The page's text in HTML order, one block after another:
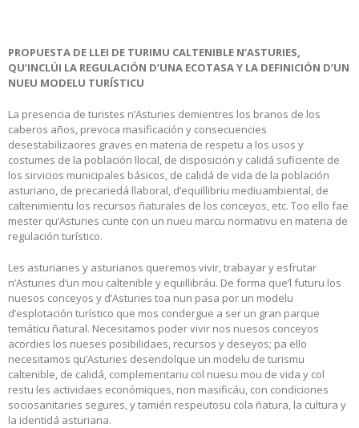
PROPUESTA DE LLEI DE TURIMU CALTENIBLE N’ASTURIES,
QU’INCLÚI LA REGULACIÓN D’UNA ECOTASA Y LA DEFINICIÓN D’UN
NUEU MODELU TURÍSTICU
La presencia de turistes n’Asturies demientres los branos de los
caberos años, prevoca masificación y consecuencies
desestabilizaores graves en materia de respetu a los usos y
costumes de la población llocal, de disposición y calidá suficiente de
los sirvicios municipales básicos, de calidá de vida de la población
asturiano, de precariedá llaboral, d’equillibriu mediuambiental, de
caltenimientu los recursos ñaturales de los conceyos, etc. Too ello fae
mester qu’Asturies cunte con un nueu marcu normativu en materia de
regulación turístico.
Les asturianes y asturianos queremos vivir, trabayar y esfrutar
n’Asturies d’un mou caltenible y equillibráu. De forma que’l futuru los
nuesos conceyos y d’Asturies toa nun pasa por un modelu
d’esplotación turístico que mos condergue a ser un gran parque
temáticu ñatural. Necesitamos poder vivir nos nuesos conceyos
acordies los nueses posibilidaes, recursos y deseyos; pa ello
necesitamos qu’Asturies desendolque un modelu de turismu
caltenible, de calidá, complementariu col nuesu mou de vida y col
restu les actividaes económiques, non masificáu, con condiciones
sociosanitaries segures, y tamién respeutosu cola ñatura, la cultura y
la identidá asturiana.